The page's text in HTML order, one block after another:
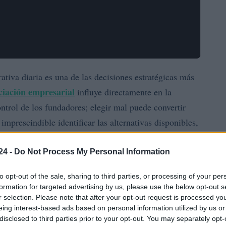
- Do Not Process My Personal Information
opt-out of the sale, sharing to third parties, or processing of your
for targeted advertising by us, please use the below opt-out
selection. Please note that after your opt-out request is processed
interest-based ads based on personal information utilized by us
to third parties prior to your opt-out. You may separately
diaria es una de las decisiones estratégicas más
empresarial influye directamente en la
de los fundadores; elegir mal puede convertir
identificar las alternativas disponibles,
con la naturaleza del gasto:
desde laautofinanciaciónhasta inversores
encajan mejor y qué riesgos conllevan. También
para evaluar opciones, con el objetivo de que